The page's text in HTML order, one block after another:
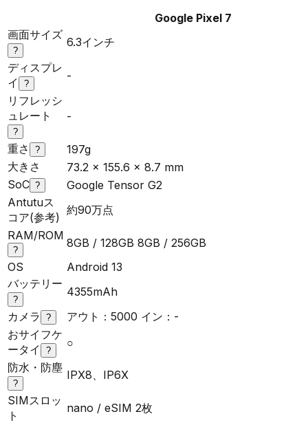
Google Pixel 7
画面サイズ
?
6.3インチ
ディスプレ
イ
?
-
リフレッシ
ュレート
?
-
重さ ?
197g
大きさ
73.2 x 155.6 x 8.7 mm
SoC ?
Google Tensor G2
Antutuス
コア(参考)
約90万点
RAM/ROM
?
8GB / 128GB 8GB / 256GB
OS
Android 13
バッテリー
?
4355mAh
カメラ
?
アウト：5000 イン：-
おサイフケ
ータイ
?
○
防水・防塵
?
IPX8、IP6X
SIMスロッ
ト
nano / eSIM 2枚